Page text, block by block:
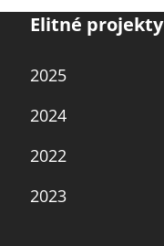
Elitné projekty
2025
2024
2022
2023